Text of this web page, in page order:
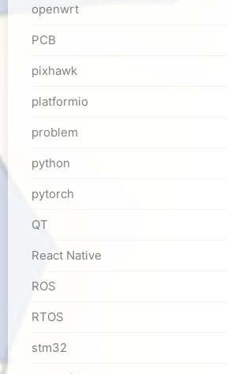
openwrt
PCB
pixhawk
platformio
problem
python
pytorch
QT
React Native
ROS
RTOS
stm32